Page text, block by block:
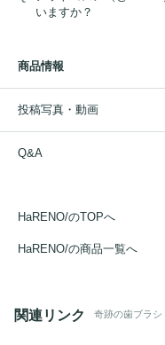
いますか？
商品情報
投稿写真・動画
Q&A
HaRENO/のTOPへ
HaRENO/の商品一覧へ
関連リンク 奇跡の歯ブラシ